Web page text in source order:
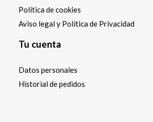
Política de cookies
Aviso legal y Política de Privacidad
Tu cuenta
Datos personales
Historial de pedidos